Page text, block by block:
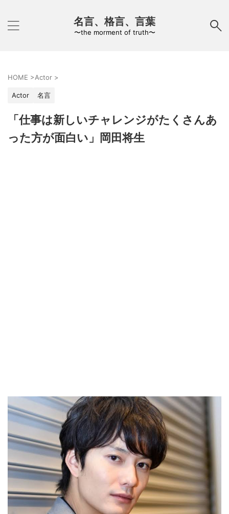
名言、格言、言葉
〜the morment of truth〜
HOME >Actor >
Actor 名言
「仕事は新しいチャレンジがたくさんあ
った方が面白い」岡田将生